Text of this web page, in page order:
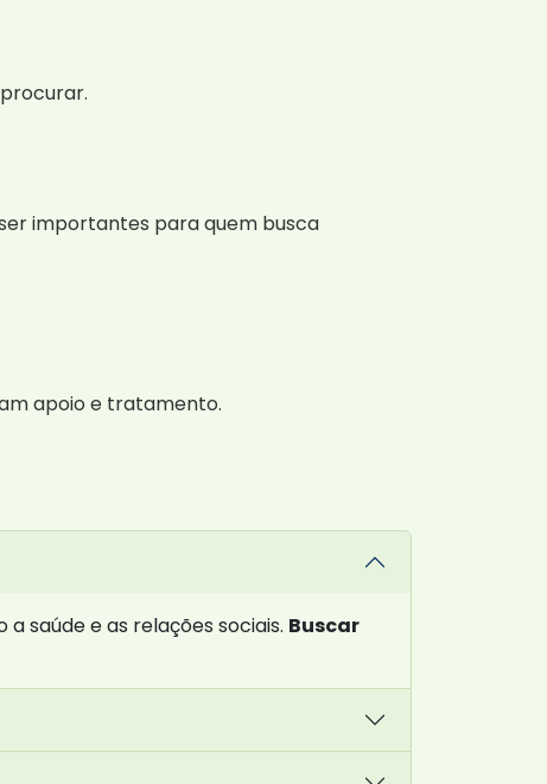
importantes para quem busca
apoio e tratamento.
saúde e as relações sociais. Buscar